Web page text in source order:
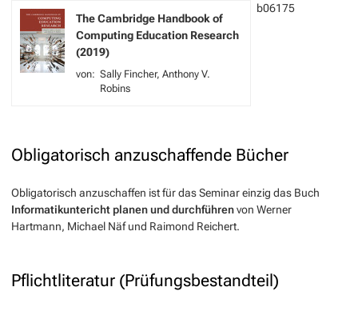
The Cambridge Handbook of
Computing Education Research
(2019)
Sally Fincher Anthony V.
Robins
b06175
Obligatorisch anzuschaffende Bücher
Obligatorisch anzuschaffen ist für das Seminar einzig das Buch
Informatikuntericht planen und durchführenvon Werner
Hartmann, Michael Näf und Raimond Reichert.
Pflichtliteratur (Prüfungsbestandteil)